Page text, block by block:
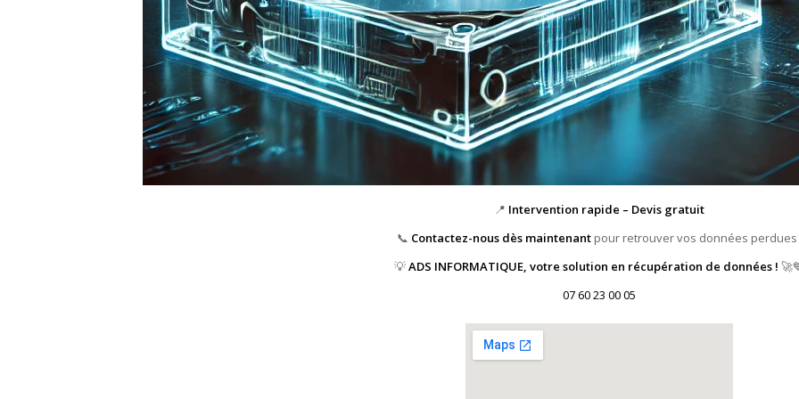
📍 Intervention rapide – Devis gratuit
📞 Contactez-nous dès maintenantpour retrouver vos données perdues
💡ADS INFORMATIQUE, votre solution en récupération de données !
07 60 23 00 05